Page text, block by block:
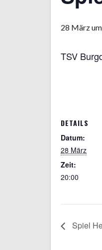
28 März
TSV
DETAILS
Datum:
28 März
Zeit:
20:00
Spiel